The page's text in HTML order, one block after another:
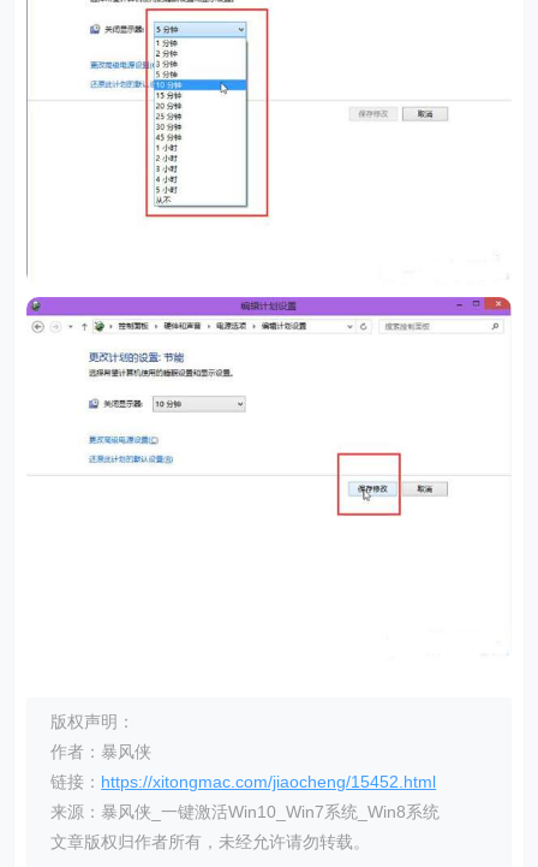
版权声明：
作者：暴风侠
链接： https://xitongmac.com/jiaocheng/15452.html
来源：暴风侠_一键激活Win10_Win7系统_Win8系统
文章版权归作者所有，未经允许请勿转载。